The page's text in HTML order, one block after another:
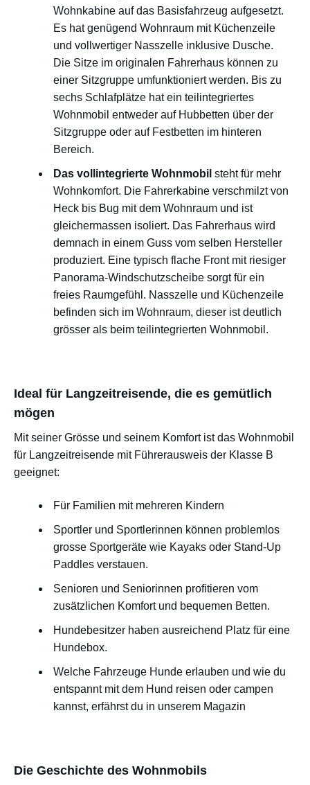
Wohnkabine auf das Basisfahrzeug aufgesetzt.
Es hat genügend Wohnraum mit Küchenzeile
und vollwertiger Nasszelle inklusive Dusche.
Die Sitze im originalen Fahrerhaus können zu
einer Sitzgruppe umfunktioniert werden. Bis zu
sechs Schlafplätze hat ein teilintegriertes
Wohnmobil entweder auf Hubbetten über der
Sitzgruppe oder auf Festbetten im hinteren
Bereich.
Das vollintegrierte Wohnmobil steht für mehr
Wohnkomfort. Die Fahrerkabine verschmilzt von
Heck bis Bug mit dem Wohnraum und ist
gleichermassen isoliert. Das Fahrerhaus wird
demnach in einem Guss vom selben Hersteller
produziert. Eine typisch flache Front mit riesiger
Panorama-Windschutzscheibe sorgt für ein
freies Raumgefühl. Nasszelle und Küchenzeile
befinden sich im Wohnraum, dieser ist deutlich
grösser als beim teilintegrierten Wohnmobil.
Ideal für Langzeitreisende, die es gemütlich
mögen
Mit seiner Grösse und seinem Komfort ist das Wohnmobil
für Langzeitreisende mit Führerausweis der Klasse B
geeignet:
Für Familien mit mehreren Kindern
Sportler und Sportlerinnen können problemlos
grosse Sportgeräte wie Kayaks oder Stand-Up
Paddles verstauen.
Senioren und Seniorinnen profitieren vom
zusätzlichen Komfort und bequemen Betten.
Hundebesitzer haben ausreichend Platz für eine
Hundebox.
Welche Fahrzeuge Hunde erlauben und wie du
entspannt mit dem Hund reisen oder campen
kannst, erfährst du in unserem Magazin
Die Geschichte des Wohnmobils